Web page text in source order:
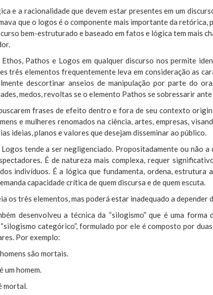
e a racionalidade que devem estar presentes em um
que o logos é o componente mais importante da
bem-estruturado e baseado em fatos e lógica tem mais
Pathos e Logos em qualquer discurso nos permite
três elementos frequentemente leva em consideração as
descortinar anseios de manipulação por parte do
medos, revoltas se o elemento Pathos se sobressarir
frases de efeito dentro e fora de seu contexto
e mulheres renomados na ciência, artes, empresas,
ideias, planos e valores que desejam disseminar ao público.
tende a ser negligenciado. Propositadamente ou não
É de natureza mais complexa, requer
indivíduos. É a lógica que fundamenta, ordena, estrutura
capacidade crítica de quem discursa e de quem escuta.
os três elementos, mas poderá estar inadequado a depender
desenvolveu a técnica da “silogismo” que é uma
categórico”, formulado por ele é composto por
Por exemplo:
são mortais.
um homem.
mortal.